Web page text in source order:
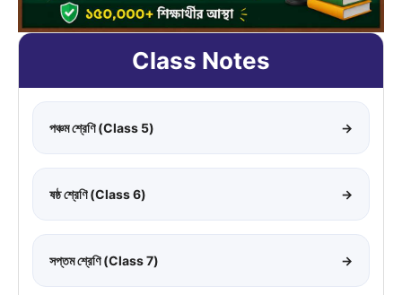
Class Notes
পঞ্চম শ্রেণি (Class 5) →
ষষ্ঠ শ্রেণি (Class 6) →
সপ্তম শ্রেণি (Class 7) →